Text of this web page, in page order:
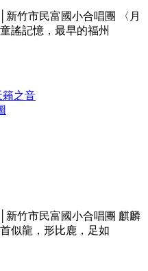
竹市民富國小合唱團 〈月
謠記憶，最早的福州
籟之音
竹市民富國小合唱團 麒麟
似龍，形比鹿，足如